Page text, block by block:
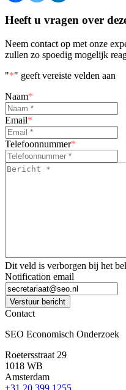
Heeft u vragen over
Neem contact op met onze
zullen zo spoedig mogelijk
"*" geeft vereiste velden aan
Naam*
Email*
Telefoonnummer*
Bericht
Dit veld is verborgen bij het
Notification email
Verstuur bericht
Contact
SEO Economisch Onderzoek
Roetersstraat 29
1018 WB
Amsterdam